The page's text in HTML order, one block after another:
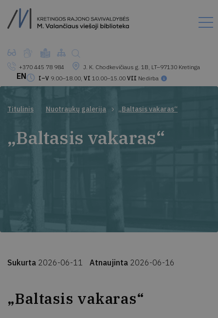
+370 445 78 984
J. K. Chodkevičiaus g. 1B, LT–97130 Kretinga
I–V 9.00–18.00, VI 10.00–15.00 VII Nedirba
EN
Titulinis Nuotraukų galerija „Baltasis vakaras“
„Baltasis vakaras“
Sukurta 2026-06-11 Atnaujinta 2026-06-16
„Baltasis vakaras“